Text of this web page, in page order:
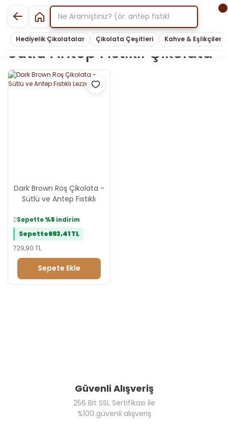
Hediyelik Çikolatalar Çikolata Çeşitleri Kahve & Eşlikçiler
Sütlü Antep Fıstıklı Çikolata
Dark Brown Roş Çikolata -
Sütlü ve Antep Fıstıklı
Sepette%5 indirim
Sepette693,41 TL
729,90 TL
Sepete Ekle
Güvenli Alışveriş
256 Bit SSL Sertifikası ile
%100 güvenli alışveriş